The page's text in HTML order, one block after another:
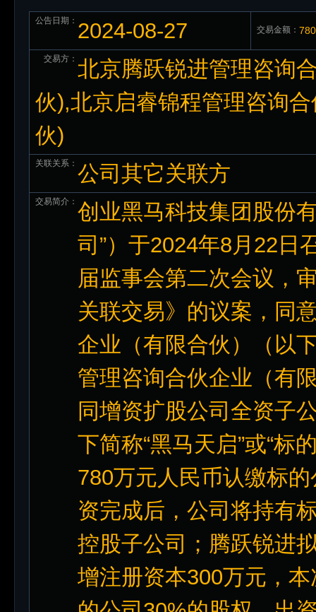
公告日期： 2024-08-27 交易金额：
交易方： 北京腾跃锐进管理咨询
伙),北京启睿锦程管理咨询
伙)
关联关系： 公司其它关联方
交易简介： 创业黑马科技集团股份
司”）于2024年8月22日
届监事会第二次会议，
关联交易》的议案，同
企业（有限合伙）（以
管理咨询合伙企业（有
同增资扩股公司全资子
下简称“黑马天启”或“标
780万元人民币认缴标
资完成后，公司将持有
控股子公司；腾跃锐进
增注册资本300万元，